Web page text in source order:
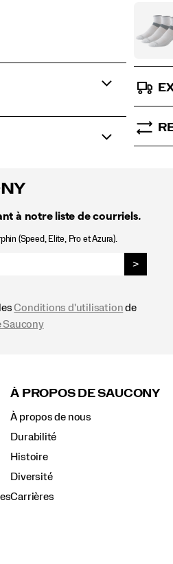
à notre liste de courriels.
(Speed, Elite, Pro et Azura).
>
Conditions d'utilisationde
Saucony
À PROPOS DE SAUCONY
À propos de nous
Durabilité
Histoire
Diversité
Carrières